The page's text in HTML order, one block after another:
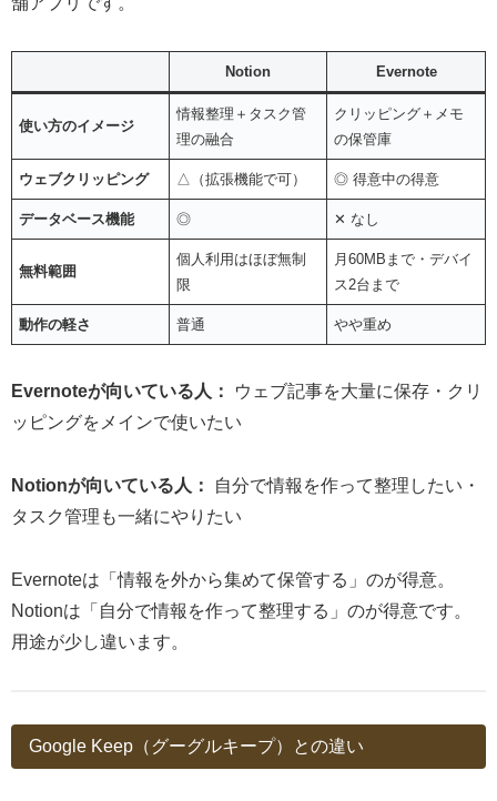
Notion Evernote
使い方のイメージ
情報整理＋タスク管
理の融合
クリッピング＋メモ
の保管庫
ウェブクリッピング △（拡張機能で可） ◎ 得意中の得意
データベース機能 ◎ ✕ なし
無料範囲
個人利用はほぼ無制
限
月60MBまで・デバイ
ス2台まで
動作の軽さ 普通 やや重め
Evernoteが向いている人：
ウェブ記事を大量に保存・クリ
ッピングをメインで使いたい
Notionが向いている人：
自分で情報を作って整理したい・
タスク管理も一緒にやりたい
Evernoteは「情報を外から集めて保管する」のが得意。
Notionは「自分で情報を作って整理する」のが得意です。
用途が少し違います。
Google Keep（グーグルキープ）との違い